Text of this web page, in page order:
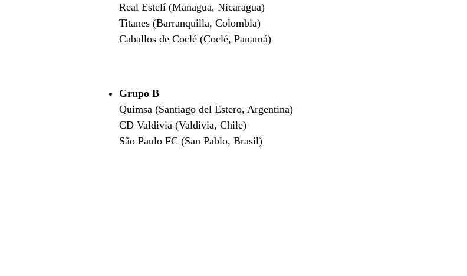
Real Estelí (Managua, Nicaragua)
Titanes (Barranquilla, Colombia)
Caballos de Coclé (Coclé, Panamá)
Grupo B
Quimsa (Santiago del Estero, Argentina)
CD Valdivia (Valdivia, Chile)
São Paulo FC (San Pablo, Brasil)